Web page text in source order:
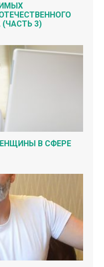
3)
В СФЕРЕ